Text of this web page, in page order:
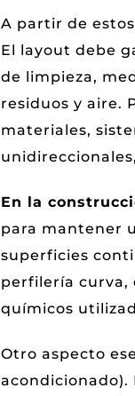
A partir de
El layout debe
de limpieza,
residuos y aire.
materiales,
En la
para mantener
superficies
perfilería curva,
químicos
Otro aspecto
acondicionado).